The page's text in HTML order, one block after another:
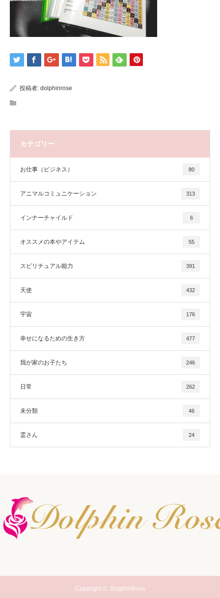
投稿者: dolphinrose
カテゴリー
お仕事（ビジネス） 80
アニマルコミュニケーション 313
インナーチャイルド 6
オススメの本やアイテム 55
スピリチュアル能力 391
天使 432
宇宙 176
幸せになるための生き方 477
我が家のお子たち 246
日常 262
未分類 46
霊さん 24
Copyright © DolphinRoes